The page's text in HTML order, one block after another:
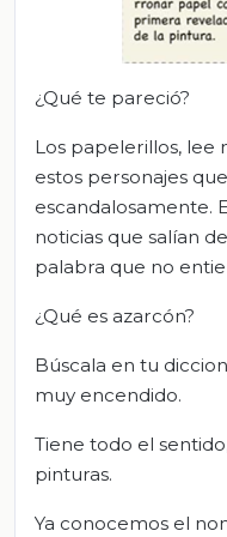
¿Qué te pareció?
Los papelerillos, lee
estos personajes
escandalosamente.
noticias que salían
palabra que no
¿Qué es azarcón?
Búscala en tu
muy encendido.
Tiene todo el
pinturas.
Ya conocemos el